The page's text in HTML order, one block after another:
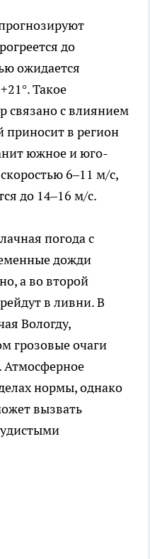
до
ожидается
Такое
связано с влиянием
в регион
южное и юго-
6–11 м/с,
до 14–16 м/с.
погода с
дожди
а во второй
в ливни. В
Вологду,
грозовые очаги
Атмосферное
нормы, однако
вызвать